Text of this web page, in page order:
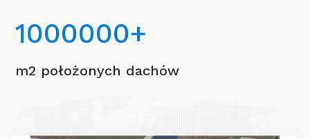
1000000+
m2 położonych dachów